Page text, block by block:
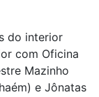
do interior
com Oficina
Mazinho
e Jônatas